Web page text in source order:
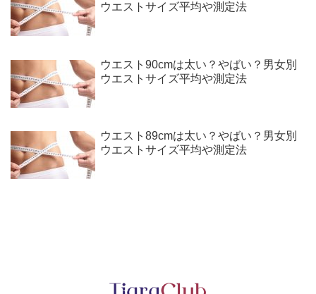
ウエストサイズ平均や測定法
ウエスト90cmは太い？やばい？男女別
ウエストサイズ平均や測定法
ウエスト89cmは太い？やばい？男女別
ウエストサイズ平均や測定法